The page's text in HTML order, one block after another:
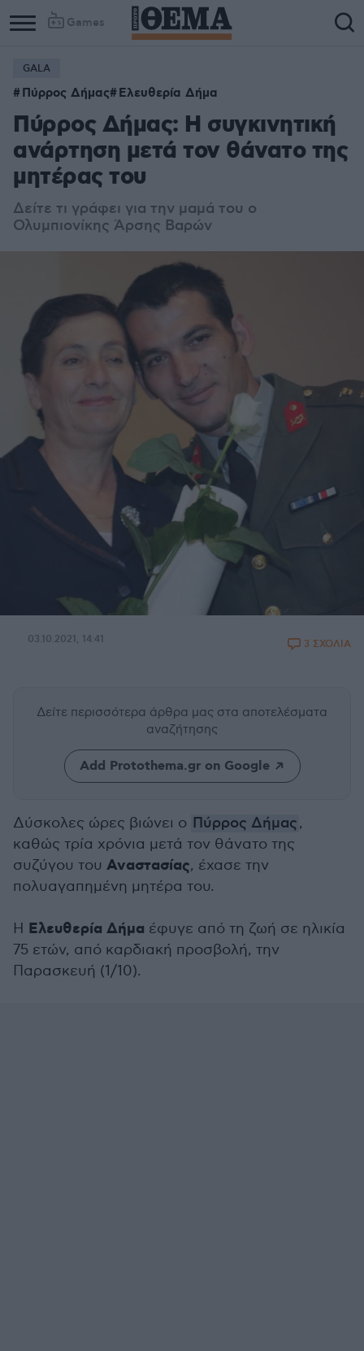
Games
GALA
Πύρρος Δήμας Ελευθερία Δήμα
Πύρρος Δήμας: Η συγκινητική
ανάρτηση μετά τον θάνατο της
μητέρας του
Δείτε τι γράφει για την μαμά του ο
Ολυμπιονίκης Άρσης Βαρών
03.10.2021, 14:41 3 ΣΧΟΛΙΑ
Δείτε περισσότερα άρθρα μας στα αποτελέσματα
αναζήτησης
Add Protothema.gr on Google
Δύσκολες ώρες βιώνει ο Πύρρος Δήμας,
καθώς τρία χρόνια μετά τον θάνατο της
συζύγου του Αναστασίας, έχασε την
πολυαγαπημένη μητέρα του.
Η Ελευθερία Δήμα έφυγε από τη ζωή σε ηλικία
75 ετών, από καρδιακή προσβολή, την
Παρασκευή (1/10).